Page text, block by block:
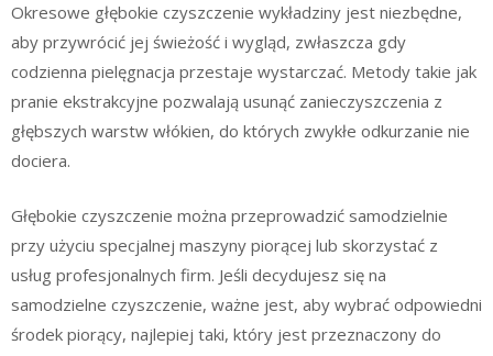
Okresowe głębokie czyszczenie wykładziny jest niezbędne,
aby przywrócić jej świeżość i wygląd, zwłaszcza gdy
codzienna pielęgnacja przestaje wystarczać. Metody takie jak
pranie ekstrakcyjne pozwalają usunąć zanieczyszczenia z
głębszych warstw włókien, do których zwykłe odkurzanie nie
dociera.
Głębokie czyszczenie można przeprowadzić samodzielnie
przy użyciu specjalnej maszyny piorącej lub skorzystać z
usług profesjonalnych firm. Jeśli decydujesz się na
samodzielne czyszczenie, ważne jest, aby wybrać odpowiedni
środek piorący, najlepiej taki, który jest przeznaczony do